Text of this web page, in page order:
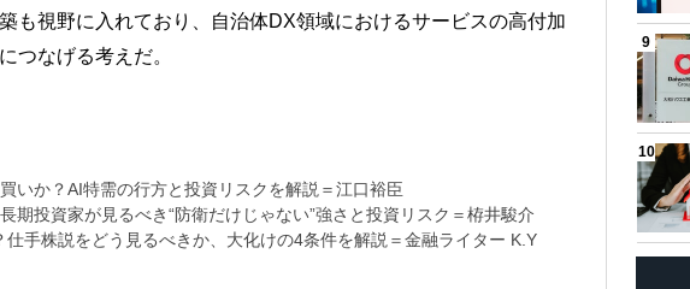
も視野に入れており、自治体DX領域におけるサービスの高付加
つなげる考えだ。
いか？AI特需の行方と投資リスクを解説＝江口裕臣
期投資家が見るべき“防衛だけじゃない”強さと投資リスク＝栫井駿介
手株説をどう見るべきか、大化けの4条件を解説＝金融ライター K.Y